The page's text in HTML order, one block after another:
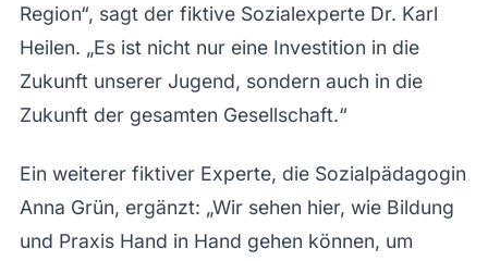
Region“, sagt der fiktive Sozialexperte Dr. Karl
Heilen. „Es ist nicht nur eine Investition in die
Zukunft unserer Jugend, sondern auch in die
Zukunft der gesamten Gesellschaft.“
Ein weiterer fiktiver Experte, die Sozialpädagogin
Anna Grün, ergänzt: „Wir sehen hier, wie Bildung
und Praxis Hand in Hand gehen können, um